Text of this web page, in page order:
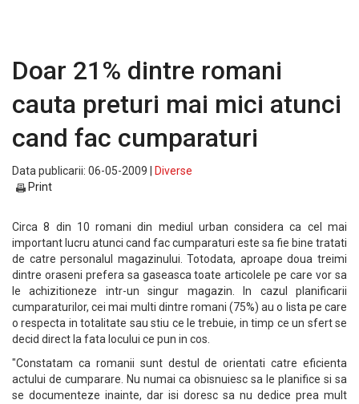
Doar 21% dintre romani
cauta preturi mai mici atunci
cand fac cumparaturi
Data publicarii: 06-05-2009 |
Diverse
Print
Circa 8 din 10 romani din mediul urban considera ca cel mai
important lucru atunci cand fac cumparaturi este sa fie bine tratati
de catre personalul magazinului. Totodata, aproape doua treimi
dintre oraseni prefera sa gaseasca toate articolele pe care vor sa
le achizitioneze intr-un singur magazin. In cazul planificarii
cumparaturilor, cei mai multi dintre romani (75%) au o lista pe care
o respecta in totalitate sau stiu ce le trebuie, in timp ce un sfert se
decid direct la fata locului ce pun in cos.
"Constatam ca romanii sunt destul de orientati catre eficienta
actului de cumparare. Nu numai ca obisnuiesc sa le planifice si sa
se documenteze inainte, dar isi doresc sa nu dedice prea mult